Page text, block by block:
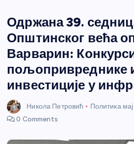
и
Одржана 39.
Општинског већа
Варварин:
пољопривреднике
инвестиције у
Никола Петровић Политика
0 Comments